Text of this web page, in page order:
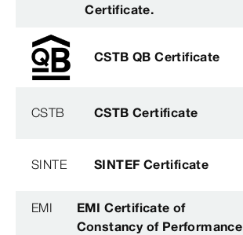
Certificate.
CSTB QB Certificate
CSTB CSTB Certificate
SINTE SINTEF Certificate
EMI
EMI Certificate of
Constancy of Performance